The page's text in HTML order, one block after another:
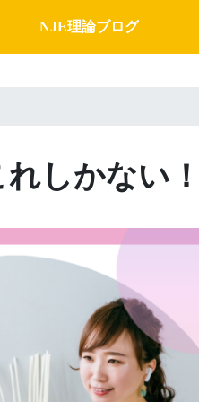
NJE理論ブログ
しかない！